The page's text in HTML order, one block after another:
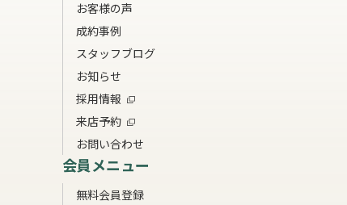
お客様の声
成約事例
スタッフブログ
お知らせ
採用情報
来店予約
お問い合わせ
会員メニュー
無料会員登録